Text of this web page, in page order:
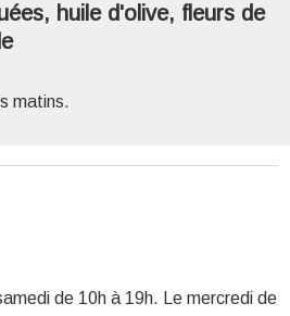
huile d'olive, fleurs de
matins.
de 10h à 19h. Le mercredi de